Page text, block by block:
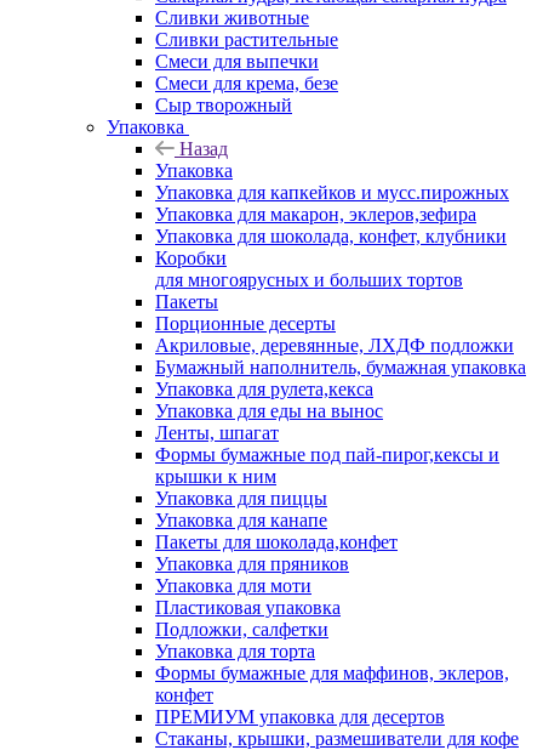
Сливки животные
Сливки растительные
Смеси для выпечки
Смеси для крема, безе
Сыр творожный
Упаковка
Назад
Упаковка
Упаковка для капкейков и мусс.пирожных
Упаковка для макарон, эклеров,зефира
Упаковка для шоколада, конфет, клубники
Коробки
для многоярусных и больших тортов
Пакеты
Порционные десерты
Акриловые, деревянные, ЛХДФ подложки
Бумажный наполнитель, бумажная упаковка
Упаковка для рулета,кекса
Упаковка для еды на вынос
Ленты, шпагат
Формы бумажные под пай-пирог,кексы и
крышки к ним
Упаковка для пиццы
Упаковка для канапе
Пакеты для шоколада,конфет
Упаковка для пряников
Упаковка для моти
Пластиковая упаковка
Подложки, салфетки
Упаковка для торта
Формы бумажные для маффинов, эклеров,
конфет
ПРЕМИУМ упаковка для десертов
Стаканы, крышки, размешиватели для кофе